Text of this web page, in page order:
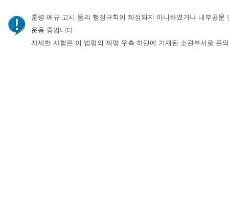
훈령·예규·고시 등의 행정규칙이 제정되지 아니하였거나 내부공
운용 중입니다.
자세한 사항은 이 법령의 제명 우측 하단에 기재된 소관부서로 문